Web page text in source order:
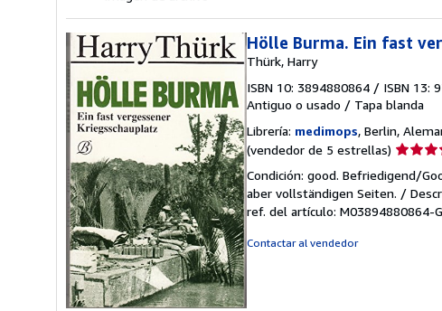
Hölle Burma. Ein fast
Thürk, Harry
ISBN 10: 3894880864 / ISBN 13:
Antiguo o usado / Tapa blanda
Librería: medimops, Berlin,
(vendedor de 5 estrellas)
5
de
Condición: good. Befriedigend/
aber vollständigen Seiten. /
ref. del artículo: M03894880864-G
Contactar al vendedor